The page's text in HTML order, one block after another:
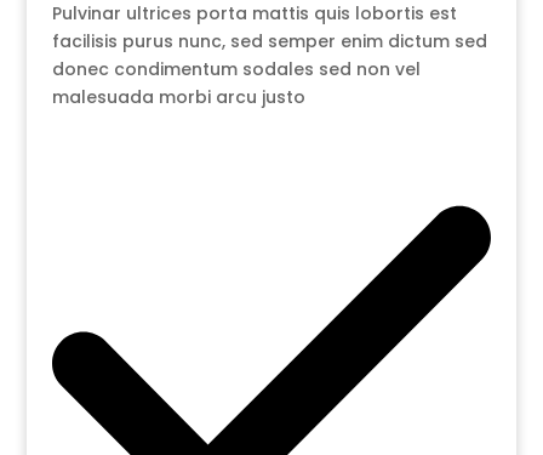
Pulvinar ultrices porta mattis quis lobortis est
facilisis purus nunc, sed semper enim dictum sed
donec condimentum sodales sed non vel
malesuada morbi arcu justo